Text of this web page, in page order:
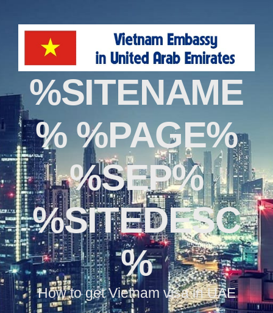
%SITENAME
% %PAGE%
%SEP%
%SITEDESC
%
How to get Vietnam visa in UAE